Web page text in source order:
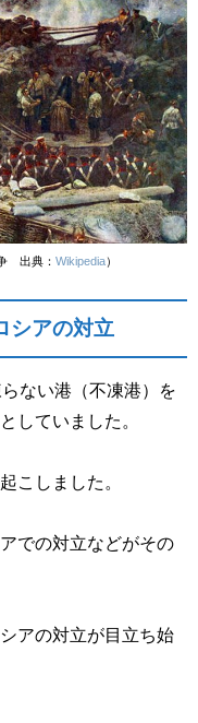
出典： Wikipedia）
シアの対立
ない港（不凍港）を
していました。
こしました。
での対立などがその
アの対立が目立ち始